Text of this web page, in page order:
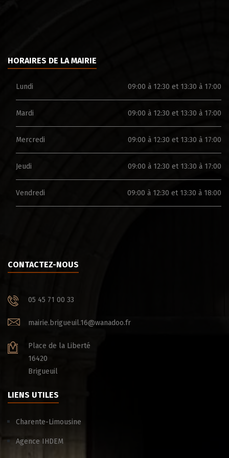
HORAIRES DE LA MAIRIE
Lundi 09:00 à 12:30 et 13:30 à 17:00
Mardi 09:00 à 12:30 et 13:30 à 17:00
Mercredi 09:00 à 12:30 et 13:30 à 17:00
Jeudi 09:00 à 12:30 et 13:30 à 17:00
Vendredi 09:00 à 12:30 et 13:30 à 18:00
CONTACTEZ-NOUS
05 45 71 00 33
mairie.brigueuil.16@wanadoo.fr
Place de la Liberté
16420
Brigueuil
LIENS UTILES
Charente-Limousine
Agence IHDEM